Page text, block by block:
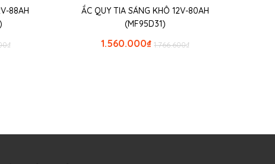
88AH
₫
ẮC QUY TIA SÁNG KHÔ 12V-80AH
(MF95D31)
₫
1.766.600
₫
1.560.000